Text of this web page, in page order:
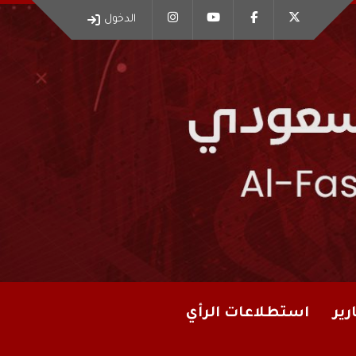
الدخول
استطلاعات الرأي